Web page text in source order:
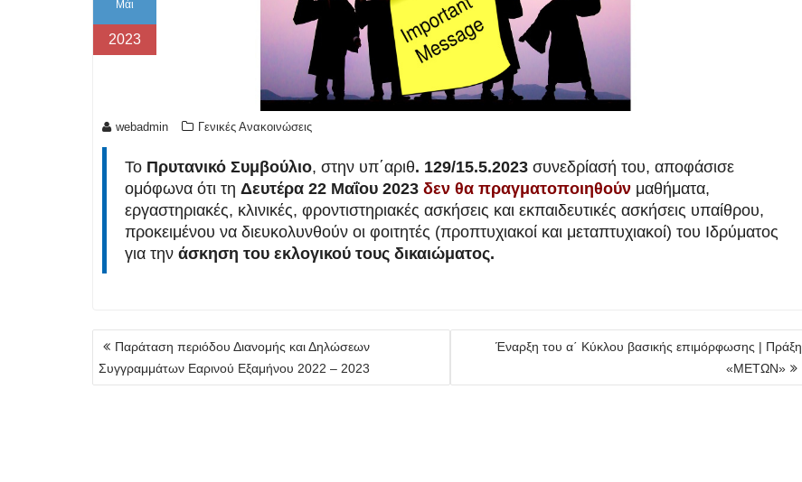
Μάι
2023
webadmin Γενικές Ανακοινώσεις
Το Πρυτανικό Συμβούλιο, στην υπ΄αριθ. 129/15.5.2023 συνεδρίασή του, αποφάσισε
ομόφωνα ότι τη Δευτέρα 22 Μαΐου 2023 δεν θα πραγματοποιηθούν μαθήματα,
εργαστηριακές, κλινικές, φροντιστηριακές ασκήσεις και εκπαιδευτικές ασκήσεις υπαίθρου,
προκειμένου να διευκολυνθούν οι φοιτητές (προπτυχιακοί και μεταπτυχιακοί) του Ιδρύματος
για την άσκηση του εκλογικού τους δικαιώματος.
Πλοήγηση
άρθρων
Παράταση περιόδου Διανομής και Δηλώσεων
Συγγραμμάτων Εαρινού Εξαμήνου 2022 – 2023
Έναρξη του α΄ Κύκλου βασικής επιμόρφωσης | Πράξη
«ΜΕΤΩΝ»